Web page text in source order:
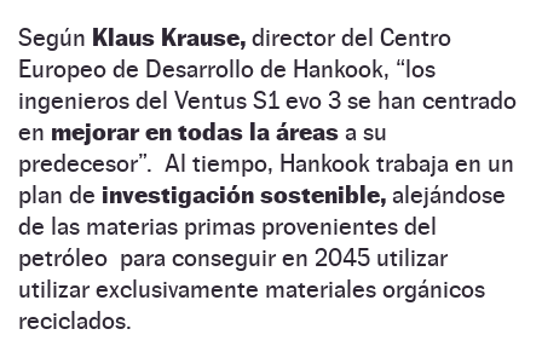
Según Klaus Krause, director del Centro
Europeo de Desarrollo de Hankook, “los
ingenieros del Ventus S1 evo 3 se han centrado
en mejorar en todas la áreas a su
predecesor”. Al tiempo, Hankook trabaja en un
plan de investigación sostenible, alejándose
de las materias primas provenientes del
petróleo para conseguir en 2045 utilizar
utilizar exclusivamente materiales orgánicos
reciclados.